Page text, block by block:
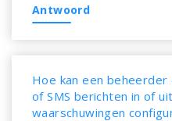
Antwoord
Hoe kan een
of SMS berichten in of
waarschuwingen